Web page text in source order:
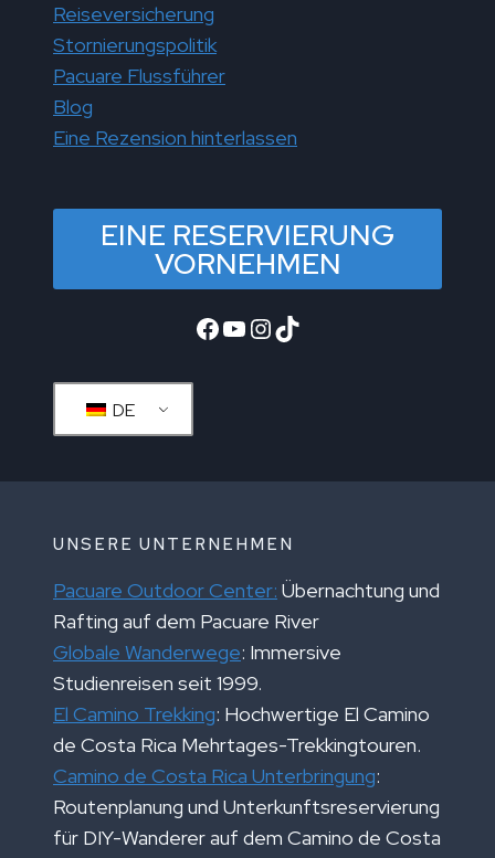
Reiseversicherung
Stornierungspolitik
Pacuare Flussführer
Blog
Eine Rezension hinterlassen
EINE RESERVIERUNG
VORNEHMEN
Facebook
YouTube
Instagram
TikTok
DE
UNSERE UNTERNEHMEN
Pacuare Outdoor Center: Übernachtung und
Rafting auf dem Pacuare River
Globale Wanderwege: Immersive
Studienreisen seit 1999.
El Camino Trekking: Hochwertige El Camino
de Costa Rica Mehrtages-Trekkingtouren.
Camino de Costa Rica Unterbringung:
Routenplanung und Unterkunftsreservierung
für DIY-Wanderer auf dem Camino de Costa